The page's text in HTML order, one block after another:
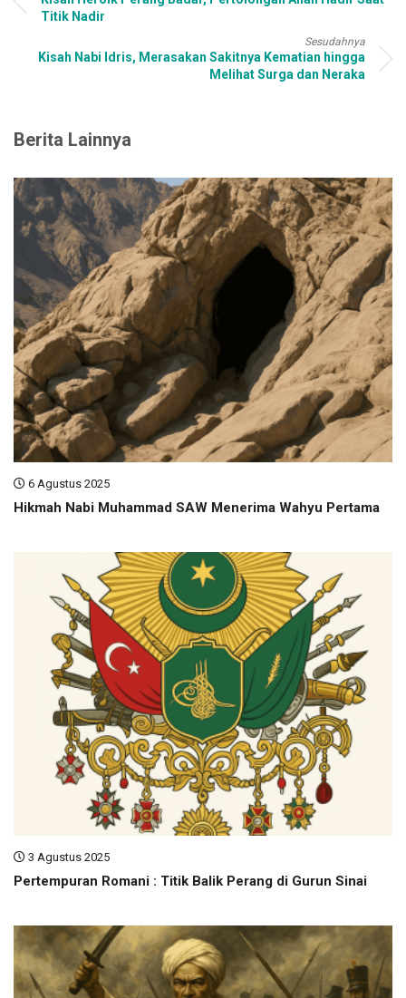
Titik Nadir
Sesudahnya
Kisah Nabi Idris, Merasakan Sakitnya Kematian hingga
Melihat Surga dan Neraka
Berita Lainnya
6 Agustus 2025
Hikmah Nabi Muhammad SAW Menerima Wahyu Pertama
3 Agustus 2025
Pertempuran Romani : Titik Balik Perang di Gurun Sinai